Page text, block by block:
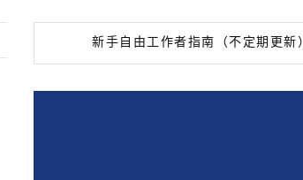
新手自由工作者指南（不定期更新）